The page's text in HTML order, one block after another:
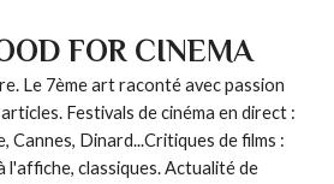
FOR CINEMA
Le 7ème art raconté avec passion
Festivals de cinéma en direct :
Cannes, Dinard...Critiques de films :
l'affiche, classiques. Actualité de